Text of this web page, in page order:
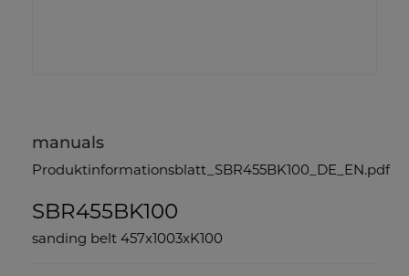
manuals
Produktinformationsblatt_SBR455BK100_DE_EN.pdf
SBR455BK100
sanding belt 457x1003xK100